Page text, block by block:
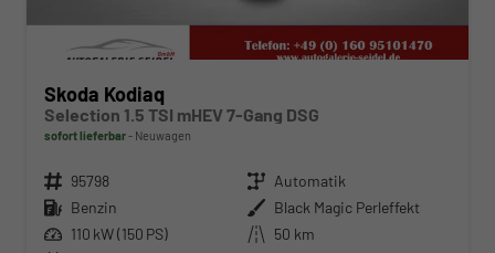
Skoda Kodiaq
Selection 1.5 TSI mHEV 7-Gang DSG
sofort lieferbar Neuwagen
Fahrzeugnr. 95798 Getriebe Automatik
Kraftstoff Benzin Außenfarbe Black Magic Perleffekt
Leistung 110 kW (150 PS) Kilometerstand 50 km